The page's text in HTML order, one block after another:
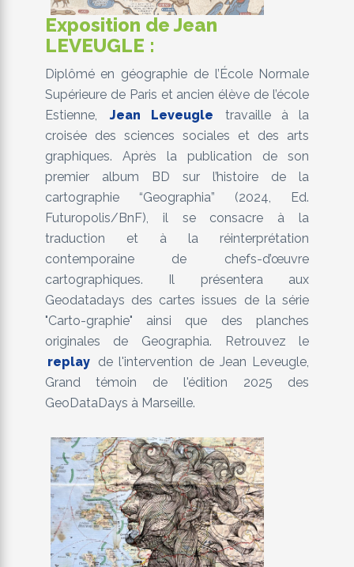
Exposition de Jean
LEVEUGLE :
Diplômé en géographie de l’École Normale
Supérieure de Paris et ancien élève de l’école
Estienne,
Jean Leveugle
travaille à la
croisée des sciences sociales et des arts
graphiques. Après la publication de son
premier album BD sur l’histoire de la
cartographie “Geographia” (2024, Ed.
Futuropolis/BnF), il se consacre à la
traduction et à la réinterprétation
contemporaine de chefs-d’œuvre
cartographiques. Il présentera aux
Geodatadays des cartes issues de la série
"Carto-graphie" ainsi que des planches
originales de Geographia. Retrouvez le
replay de l'intervention de Jean Leveugle,
Grand témoin de l'édition 2025 des
GeoDataDays à Marseille.